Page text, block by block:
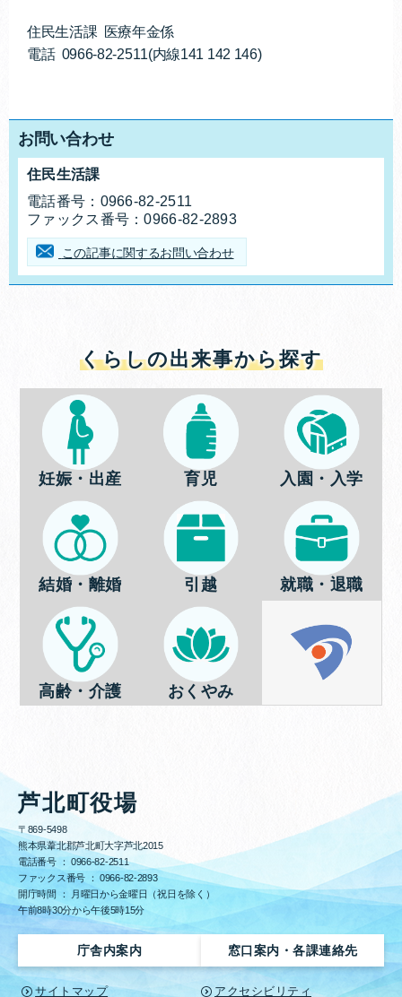
住民生活課 医療年金係
電話 0966-82-2511(内線141 142 146)
お問い合わせ
お問合せ先
住民生活課
電話番号： 0966-82-2511
ファックス番号：0966-82-2893
この記事に関するお問い合わせ
くらしの出来事から探す
妊娠・出産 育児 入園・入学
結婚・離婚 引越 就職・退職
高齢・介護 おくやみ
芦北町役場
〒869-5498
熊本県葦北郡芦北町大字芦北2015
電話番号 ： 0966-82-2511
ファックス番号 ： 0966-82-2893
開庁時間 ： 月曜日から金曜日（祝日を除く）
午前8時30分から午後5時15分
庁舎内案内 窓口案内・各課連絡先
サイトマップ アクセシビリティ